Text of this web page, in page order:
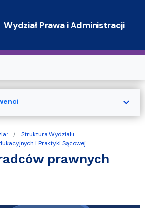
Wydział Prawa i Administracji
Struktura Wydziału
i Praktyki Sądowej
prawnych
expand_more